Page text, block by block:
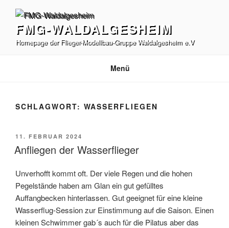
Inhalt
springenFMG-WALDALGESHEIM
Homepage der Flieger-Modellbau-Gruppe Waldalgesheim e.V
Menü
SCHLAGWORT: WASSERFLIEGEN
VERÖFFENTLICHT
AM
11. FEBRUAR 2024
Anfliegen der Wasserflieger
Unverhofft kommt oft. Der viele Regen und die hohen
Pegelstände haben am Glan ein gut gefülltes
Auffangbecken hinterlassen. Gut geeignet für eine kleine
Wasserflug-Session zur Einstimmung auf die Saison. Einen
kleinen Schwimmer gab´s auch für die Pilatus aber das